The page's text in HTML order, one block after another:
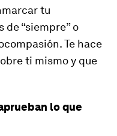
tu
“siempre” o
Te hace
ti mismo y que
lo que